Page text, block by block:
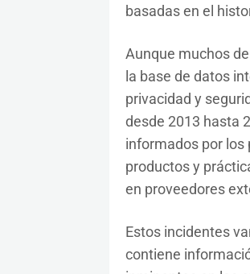
basadas en el
Aunque muchos
la base de datos
privacidad y
desde 2013 hasta
informados por los
productos y
en proveedores
Estos incidentes
contiene